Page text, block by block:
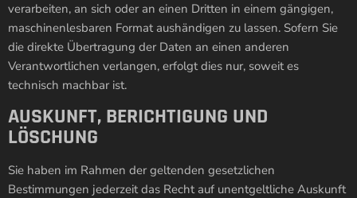
verarbeiten, an sich oder an einen Dritten in einem gängigen,
maschinenlesbaren Format aushändigen zu lassen. Sofern Sie
die direkte Übertragung der Daten an einen anderen
Verantwortlichen verlangen, erfolgt dies nur, soweit es
technisch machbar ist.
AUSKUNFT, BERICHTIGUNG UND
LÖSCHUNG
Sie haben im Rahmen der geltenden gesetzlichen
Bestimmungen jederzeit das Recht auf unentgeltliche Auskunft